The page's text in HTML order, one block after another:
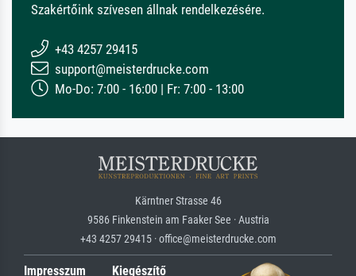
Szakértőink szívesen állnak rendelkezésére.
+43 4257 29415
support@meisterdrucke.com
Mo-Do: 7:00 - 16:00 | Fr: 7:00 - 13:00
Kärntner Strasse 46
9586 Finkenstein am Faaker See · Austria
+43 4257 29415 · office@meisterdrucke.com
Impresszum
Kiegészítő